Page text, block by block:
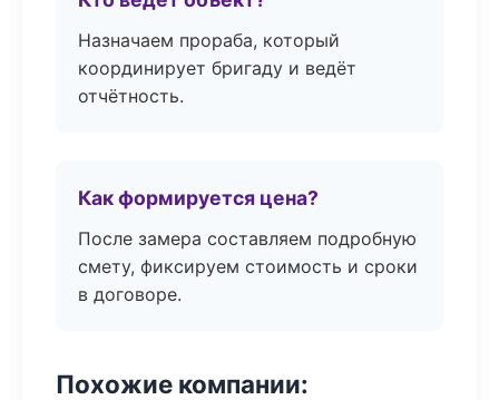
Назначаем прораба, который
координирует бригаду и ведёт
отчётность.
Как формируется цена?
После замера составляем подробную
смету, фиксируем стоимость и сроки
в договоре.
Похожие компании: